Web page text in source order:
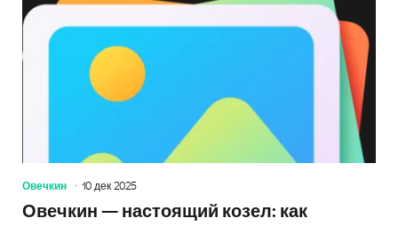
Овечкин 10 дек 2025
Овечкин — настоящий козел: как